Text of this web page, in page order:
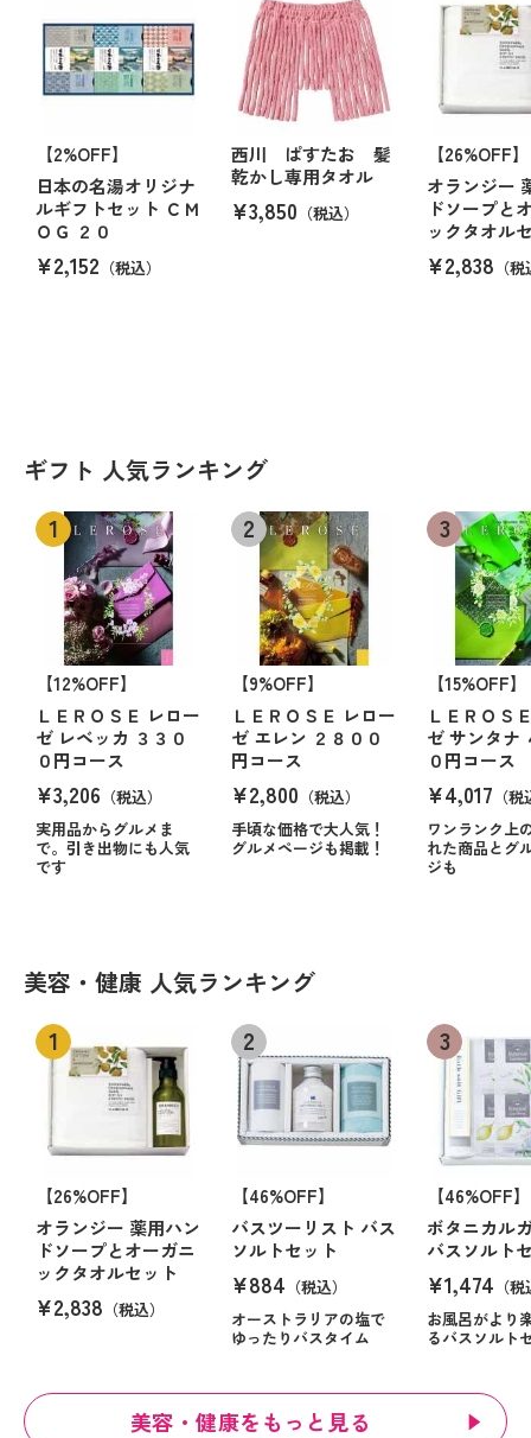
【2%OFF】
日本の名湯オリジナ
ルギフトセット ＣＭ
ＯＧ ２０
¥2,152 （税込）
西川 ぱすたお 髪
乾かし専用タオル
¥3,850 （税込）
【26%OFF】
オランジー
ドソープと
ックタオル
¥2,838 （
ギフト 人気ランキング
【12%OFF】
ＬＥＲＯＳＥ レロー
ゼ レベッカ ３３０
０円コース
¥3,206 （税込）
実用品からグルメま
で。引き出物にも人気
です
【9%OFF】
ＬＥＲＯＳＥ レロー
ゼ エレン ２８００
円コース
¥2,800 （税込）
手頃な価格で大人気！
グルメページも掲載！
【15%OFF】
ＬＥＲＯＳ
ゼ サンタナ
０円コース
¥4,017 （
ワンランク上
れた商品とグ
ジも
美容・健康 人気ランキング
【26%OFF】
オランジー 薬用ハン
ドソープとオーガニ
ックタオルセット
¥2,838 （税込）
【46%OFF】
バスツーリスト バス
ソルトセット
¥884 （税込）
オーストラリアの塩で
ゆったりバスタイム
【46%OFF】
ボタニカル
バスソルト
¥1,474 （
お風呂がより
るバスソルト
美容・健康をもっと見る